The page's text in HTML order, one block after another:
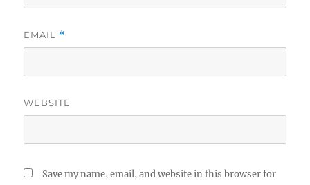
EMAIL *
WEBSITE
Save my name, email, and website in this browser for